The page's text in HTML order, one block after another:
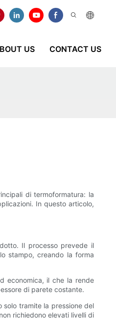
US CONTACT US
di termoformatura: la
In questo articolo,
Il processo prevede il
stampo, creando la forma
economica, il che la rende
di parete costante.
tramite la pressione del
richiedono elevati livelli di